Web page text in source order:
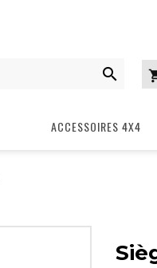

ACCESSOIRES 4X4